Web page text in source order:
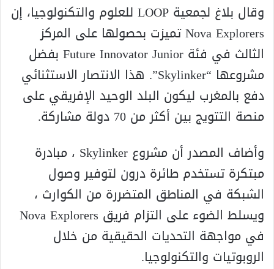
وقال بلاغ لجمعية LOOP للعلوم والتكنولوجيا، إن
Nova Explorers تميزت بحصولها على المركز
الثالث في فئة Future Innovator Junior بفضل
مشروعها “Skylinker”. هذا الانتصار الاستثنائي
دفع بالمغرب ليكون البلد الوحيد الإفريقي على
منصة التتويج بين أكثر من 70 دولة مشاركة.
وأضاف المصدر أن مشروع Skylinker ، مبادرة
مبتكرة تستخدم طائرة درون لتوفير وصول
الشبكة في المناطق المتضررة من الكوارث ،
ويسلط الضوء على التزام فريق Nova Explorers
في مواجهة التحديات الحقيقية من خلال
الروبوتيات والتكنولوجيا.